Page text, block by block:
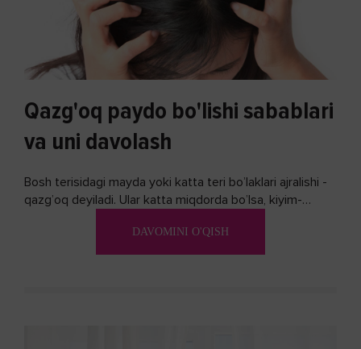
Qazg'oq paydo bo'lishi sabablari
va uni davolash
Bosh terisidagi mayda yoki katta teri bo’laklari ajralishi -
qazg’oq deyiladi. Ular katta miqdorda bo’lsa, kiyim-
DAVOMINI O'QISH